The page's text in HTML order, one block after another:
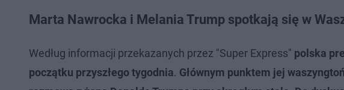
Marta Nawrocka i Melania Trump spotkają się w
Według informacji przekazanych przez "Super Express" polska
początku przyszłego tygodnia. Głównym punktem jej